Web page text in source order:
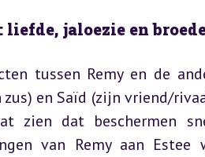
liefde, jaloezie en
tussen Remy en de
zus) en Saïd (zijn vriend/
zien dat beschermen
van Remy aan